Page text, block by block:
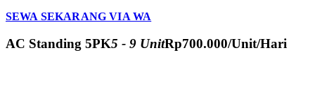
SEWA SEKARANG VIA WA
AC Standing 5PK5 - 9 UnitRp700.000/Unit/Hari